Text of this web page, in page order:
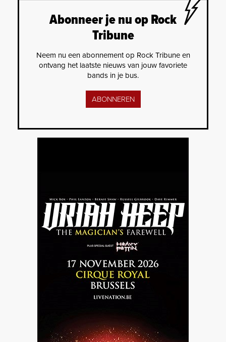
Abonneer je nu op Rock
Tribune
Neem nu een abonnement op Rock Tribune en
ontvang het laatste nieuws van jouw favoriete
bands in je bus.
ABONNEREN